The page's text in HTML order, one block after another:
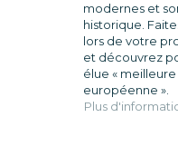
modernes et
historique.
lors de votre
et découvrez
élue «
européenne ».
Plus